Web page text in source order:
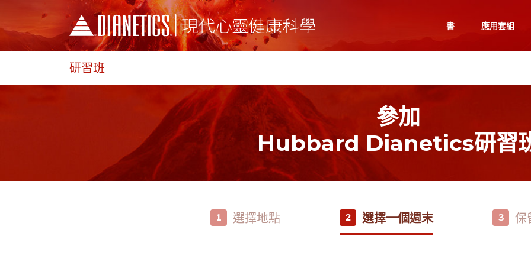
書 應用套組
研習班
參加
Hubbard Dianetics研習
1 選擇地點 2 選擇一個週末 3 保